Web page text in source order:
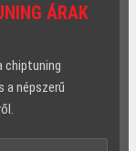
ÁRAK
chiptuning
a népszerű